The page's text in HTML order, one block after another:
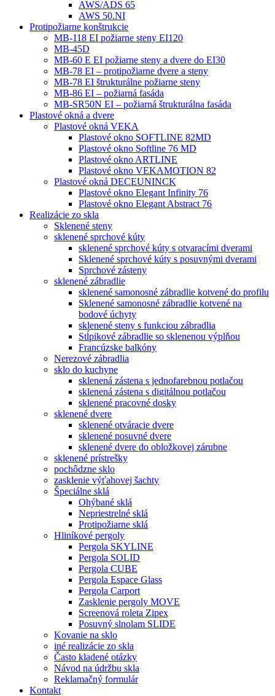
AWS/ADS 65
AWS 50.NI
Protipožiarne konštrukcie
MB-118 EI požiarne steny EI120
MB-45D
MB-60 E EI požiarne steny a dvere do EI30
MB-78 EI – protipožiarne dvere a steny
MB-78 EI štrukturálne požiarne steny
MB-86 EI – požiarná fasáda
MB-SR50N EI – požiarná štrukturálna fasáda
Plastové okná a dvere
Plastové okná VEKA
Plastové okno SOFTLINE 82MD
Plastové okno Softline 76 MD
Plastové okno ARTLINE
Plastové okno VEKAMOTION 82
Plastové okná DECEUNINCK
Plastové okno Elegant Infinity 76
Plastové okno Elegant Abstract 76
Realizácie zo skla
Sklenené steny
sklenené sprchové kúty
sklenené sprchové kúty s otvaracími dverami
Sklenené sprchové kúty s posuvnými dverami
Sprchové zásteny
sklenené zábradlie
sklenené samonosné zábradlie kotvené do profilu
Sklenené samonosné zábradlie kotvené na
bodové úchyty
sklenené steny s funkciou zábradlia
Stĺpikové zábradlie so sklenenou výplňou
Francúzske balkóny
Nerezové zábradlia
sklo do kuchyne
sklenená zástena s jednofarebnou potlačou
sklenená zástena s digitálnou potlačou
sklenené pracovné dosky
sklenené dvere
sklenené otváracie dvere
sklenené posuvné dvere
sklenené dvere do obložkovej zárubne
sklenené prístrešky
pochôdzne sklo
zasklenie výťahovej šachty
Špeciálne sklá
Ohýbané sklá
Nepriestrelné sklá
Protipožiarne sklá
Hliníkové pergoly
Pergola SKYLINE
Pergola SOLID
Pergola CUBE
Pergola Espace Glass
Pergola Carport
Zasklenie pergoly MOVE
Screenová roleta Zipex
Posuvný slnolam SLIDE
Kovanie na sklo
iné realizácie zo skla
Často kladené otázky
Návod na údržbu skla
Reklamačný formulár
Kontakt